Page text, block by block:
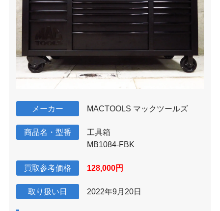
メーカー MACTOOLS マックツールズ
商品名・型番
工具箱
MB1084-FBK
買取参考価格 128,000円
取り扱い日 2022年9月20日